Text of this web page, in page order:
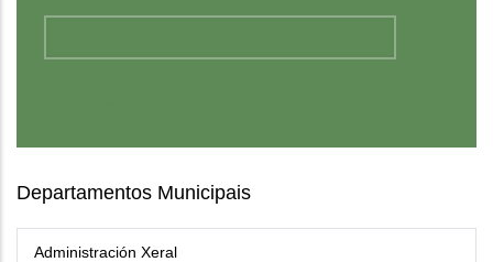
Departamentos Municipais
Administración Xeral